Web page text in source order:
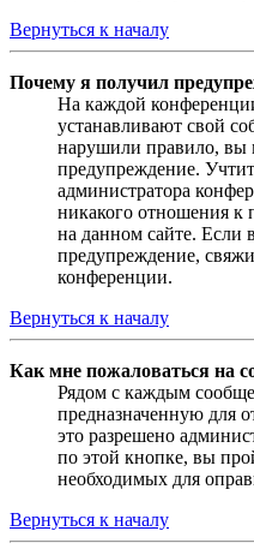
Вернуться к началу
Почему я получил
На каждой
устанавливают свой
нарушили правило, вы
предупреждение.
администратора
никакого отношения
на данном сайте. Если
предупреждение,
конференции.
Вернуться к началу
Как мне пожаловаться на
Рядом с каждым
предназначенную для
это разрешено
по этой кнопке, вы
необходимых для
Вернуться к началу